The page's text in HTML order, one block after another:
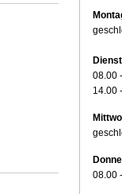
08.00
14.00
08.00